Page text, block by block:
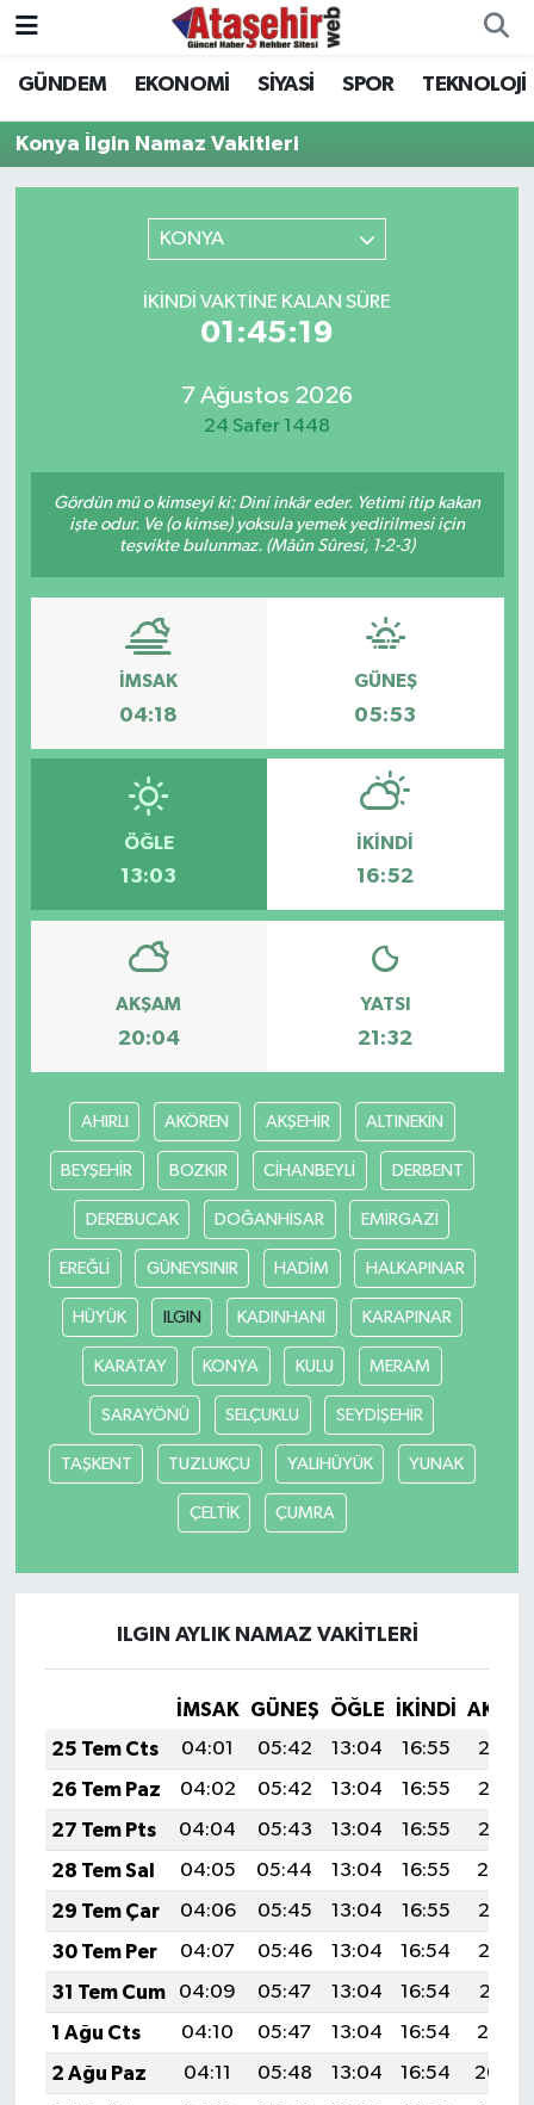
GÜNDEM EKONOMİ SİYASİ SPOR TEKNOLOJİ
Konya İlgin Namaz Vakitleri
KONYA
İKINDI VAKTINE KALAN SÜRE
01:45:19
7 Ağustos 2026
24 Safer 1448
Gördün mü o kimseyi ki: Dini inkâr eder. Yetimi itip kakan
işte odur. Ve (o kimse) yoksula yemek yedirilmesi için
teşvikte bulunmaz. (Mâûn Sûresi, 1-2-3)
İMSAK
04:18
GÜNEŞ
05:53
ÖĞLE
13:03
İKINDI
16:52
AKŞAM
20:04
YATSI
21:32
AHIRLI AKÖREN AKŞEHİR ALTINEKİN
BEYŞEHİR BOZKIR CİHANBEYLİ DERBENT
DEREBUCAK DOĞANHİSAR EMİRGAZİ
EREĞLİ GÜNEYSINIR HADİM HALKAPINAR
HÜYÜK ILGIN KADINHANI KARAPINAR
KARATAY KONYA KULU MERAM
SARAYÖNÜ SELÇUKLU SEYDİŞEHİR
TAŞKENT TUZLUKÇU YALIHÜYÜK YUNAK
ÇELTİK ÇUMRA
ILGIN AYLIK NAMAZ VAKITLERI
İMSAK GÜNEŞ ÖĞLE İKINDI
25 Tem Cts
04:01 05:42 13:04 16:55
20:16
26 Tem Paz
04:02 05:42 13:04 16:55
20:15
27 Tem Pts
04:04 05:43 13:04 16:55
20:15
28 Tem Sal
04:05 05:44 13:04 16:55
20:14
29 Tem Çar
04:06 05:45 13:04 16:55
20:13
30 Tem Per
04:07 05:46 13:04 16:54
20:12
31 Tem Cum
04:09 05:47 13:04 16:54
20:11
1 Ağu Cts
04:10 05:47 13:04 16:54
20:10
2 Ağu Paz
04:11 05:48 13:04 16:54
20:09
Hava Durumu
Trafik Durumu
Son Dakika Haberleri